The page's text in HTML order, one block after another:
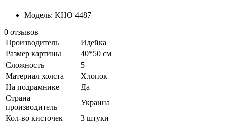
Модель: KHO 4487
0 отзывов
Производитель
Идейка
Размер картины
40*50 см
Сложность
5
Материал холста
Хлопок
На подрамнике
Да
Страна
производитель
Украина
Кол-во кисточек
3 штуки